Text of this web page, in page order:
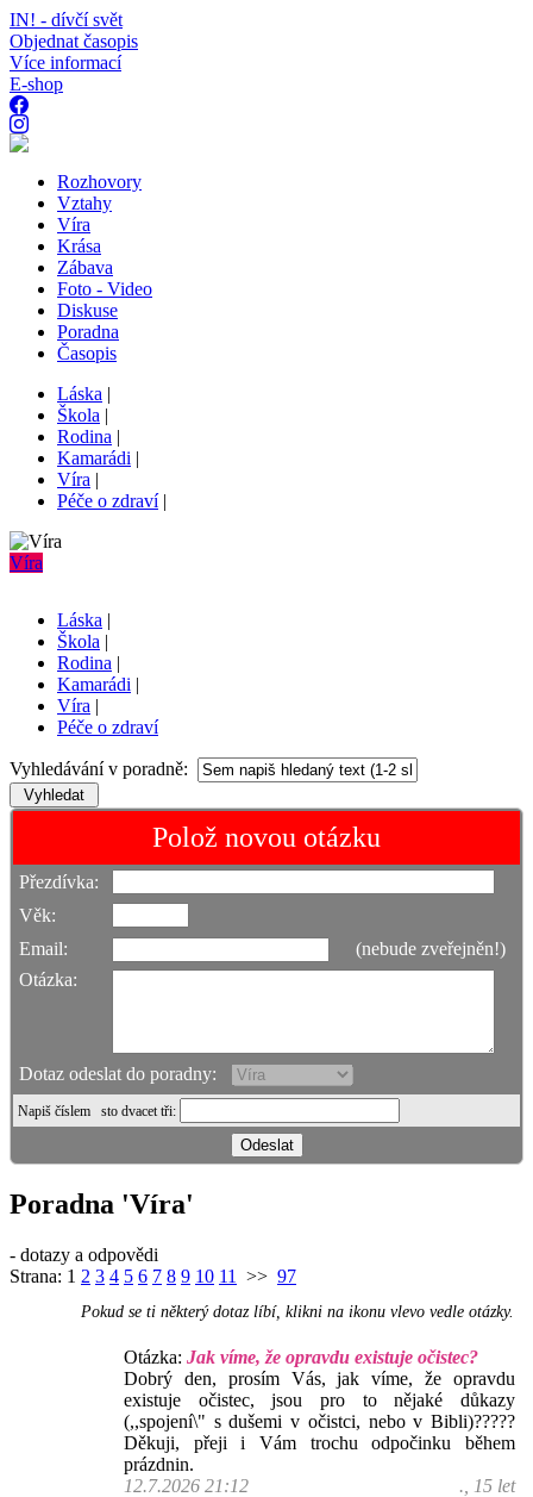
IN! - dívčí svět
Objednat časopis
Více informací
E-shop
Rozhovory
Vztahy
Víra
Krása
Zábava
Foto - Video
Diskuse
Poradna
Časopis
Láska |
Škola |
Rodina |
Kamarádi |
Víra |
Péče o zdraví|
Víra
Láska |
Škola |
Rodina |
Kamarádi |
Víra |
Péče o zdraví
Vyhledávání v poradně:
Polož novou otázku
Přezdívka:
Věk:
Email:
(nebude zveřejněn!)
Otázka:
Dotaz odeslat do poradny:
Napiš číslem sto dvacet tři:
Poradna 'Víra'
- dotazy a odpovědi
Strana: 1 2 3 4 5 6 7 8 9 10 11 >> 97
Pokud se ti některý dotaz líbí, klikni na ikonu vlevo vedle otázky.
Otázka: Jak víme, že opravdu existuje očistec?
Dobrý den, prosím Vás, jak víme, že opravdu
existuje očistec, jsou pro to nějaké důkazy
(,,spojení\" s dušemi v očistci, nebo v Bibli)?????
Děkuji, přeji i Vám trochu odpočinku během
prázdnin.
12.7.2026 21:12
., 15 let